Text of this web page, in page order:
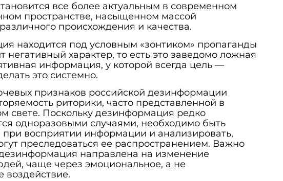
все более актуальным в современном
пространстве, насыщенном массой
происхождения и качества.
находится под условным «зонтиком» пропаганды
негативный характер, то есть это заведомо ложная
информация, у которой всегда цель —
это системно.
признаков российской дезинформации
риторики, часто представленной в
свете. Поскольку дезинформация редко
одноразовыми случаями, необходимо быть
восприятии информации и анализировать,
преследоваться ее распространением. Важно
направлена на изменение
чаще через эмоциональное, а не
воздействие.